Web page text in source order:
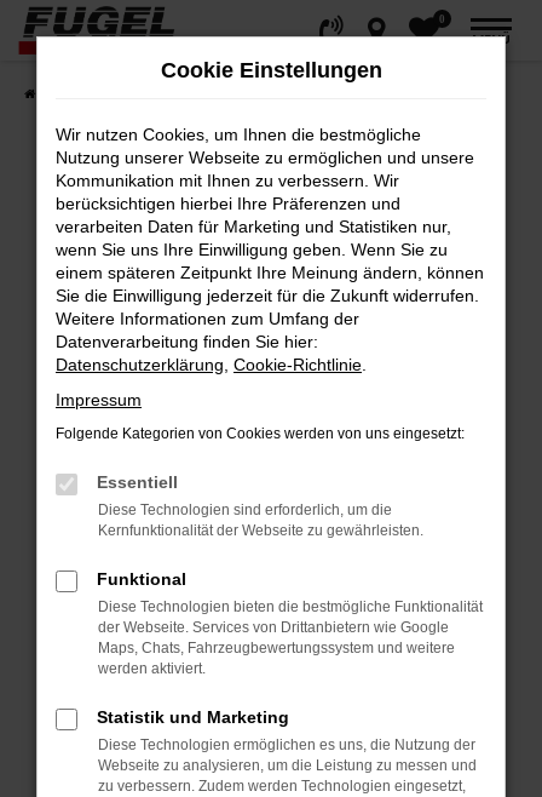
Zum
Hauptinhalt
springen
0
MENÜ
Fehler: Network Error
Beim Laden ist ein Fehler aufgetreten.
Hier sind ein paar Tipps, die dir helfen können:
Überprüfe deine Firewall und deine
Internetverbindung.
Laden andere Webseiten, zum Beispiel
deine Suchmaschine?
Prüfe deine Browsererweiterungen.
Manche Erweiterungen, wie Werbeblocker,
können das Laden bestimmter Seiten
anderen Browser oder in einem privaten
Fenster?
Starte dein Gerät neu.
vorübergehende Probleme zu beheben.
Stelle sicher, dass dein Browser und dein
Betriebssystem auf dem neuesten Stand
Cookie Einstellungen
Wir nutzen Cookies, um Ihnen die bestmögliche
Nutzung unserer Webseite zu ermöglichen und unsere
Kommunikation mit Ihnen zu verbessern. Wir
berücksichtigen hierbei Ihre Präferenzen und
verarbeiten Daten für Marketing und Statistiken nur,
wenn Sie uns Ihre Einwilligung geben. Wenn Sie zu
einem späteren Zeitpunkt Ihre Meinung ändern, können
Sie die Einwilligung jederzeit für die Zukunft widerrufen.
Weitere Informationen zum Umfang der
Datenverarbeitung finden Sie hier:
Datenschutzerklärung Cookie-Richtlinie
Impressum
Folgende Kategorien von Cookies werden von uns eingesetzt:
Essentiell
Diese Technologien sind erforderlich, um die
Kernfunktionalität der Webseite zu gewährleisten.
Funktional
Diese Technologien bieten die bestmögliche Funktionalität
der Webseite. Services von Drittanbietern wie Google
Maps, Chats, Fahrzeugbewertungssystem und weitere
werden aktiviert.
Statistik und Marketing
Diese Technologien ermöglichen es uns, die Nutzung der
Webseite zu analysieren, um die Leistung zu messen und
zu verbessern. Zudem werden Technologien eingesetzt,